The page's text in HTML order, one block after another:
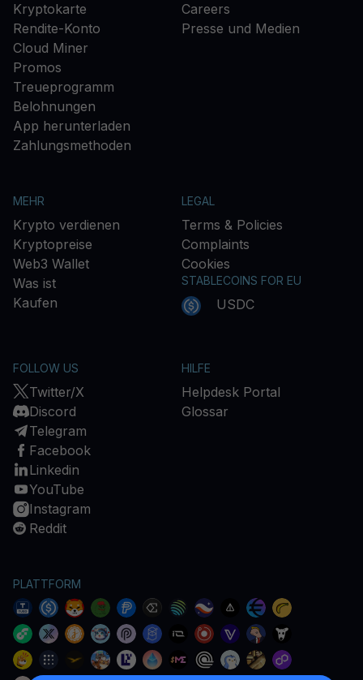
Kryptokarte
Rendite-Konto
Cloud Miner
Promos
Treueprogramm
Belohnungen
App herunterladen
Zahlungsmethoden
Careers
Presse und Medien
MEHR
Krypto verdienen
Kryptopreise
Web3 Wallet
Was ist
Kaufen
LEGAL
Terms & Policies
Complaints
Cookies
STABLECOINS FOR EU
USDC
FOLLOW US
Twitter/X
Discord
Telegram
Facebook
Linkedin
YouTube
Instagram
Reddit
HILFE
Helpdesk Portal
Glossar
PLATTFORM